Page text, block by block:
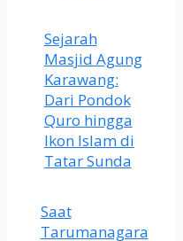
Sejarah
Masjid Agung
Karawang:
Dari Pondok
Quro hingga
Ikon Islam di
Tatar Sunda
Saat
Tarumanagara